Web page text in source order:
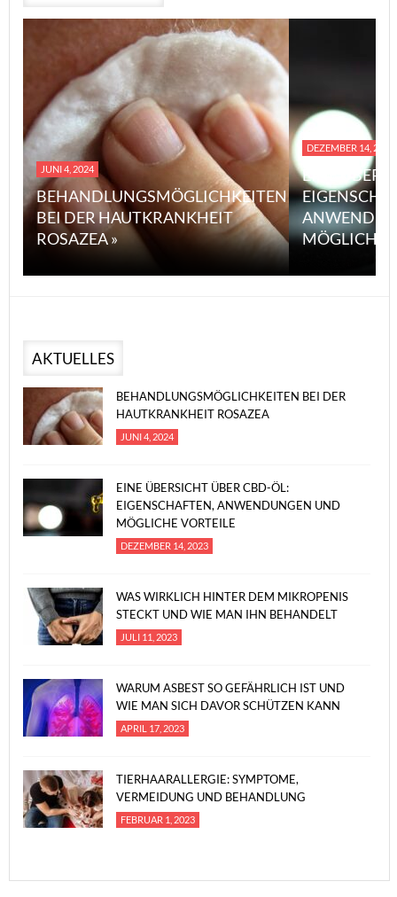
JUNI 4, 2024
BEHANDLUNGSMÖGLICHKEITEN
BEI DER HAUTKRANKHEIT
ROSAZEA »
DEZEMBER 14, 2023
EINE
MÖGLICHE
AKTUELLES
BEHANDLUNGSMÖGLICHKEITEN BEI DER
HAUTKRANKHEIT ROSAZEA
JUNI 4, 2024
EINE ÜBERSICHT ÜBER CBD-ÖL:
EIGENSCHAFTEN, ANWENDUNGEN UND
MÖGLICHE VORTEILE
DEZEMBER 14, 2023
WAS WIRKLICH HINTER DEM MIKROPENIS
STECKT UND WIE MAN IHN BEHANDELT
JULI 11, 2023
WARUM ASBEST SO GEFÄHRLICH IST UND
WIE MAN SICH DAVOR SCHÜTZEN KANN
APRIL 17, 2023
TIERHAARALLERGIE: SYMPTOME,
VERMEIDUNG UND BEHANDLUNG
FEBRUAR 1, 2023